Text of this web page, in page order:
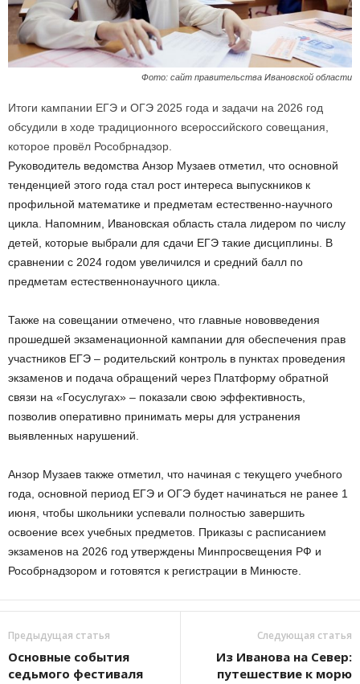
Фото: сайт правительства Ивановской области
Итоги кампании ЕГЭ и ОГЭ 2025 года и задачи на 2026 год
обсудили в ходе традиционного всероссийского совещания,
которое провёл Рособрнадзор.
Руководитель ведомства Анзор Музаев отметил, что основной
тенденцией этого года стал рост интереса выпускников к
профильной математике и предметам естественно-научного
цикла. Напомним, Ивановская область стала лидером по числу
детей, которые выбрали для сдачи ЕГЭ такие дисциплины. В
сравнении с 2024 годом увеличился и средний балл по
предметам естественнонаучного цикла.
Также на совещании отмечено, что главные нововведения
прошедшей экзаменационной кампании для обеспечения прав
участников ЕГЭ – родительский контроль в пунктах проведения
экзаменов и подача обращений через Платформу обратной
связи на «Госуслугах» – показали свою эффективность,
позволив оперативно принимать меры для устранения
выявленных нарушений.
Анзор Музаев также отметил, что начиная с текущего учебного
года, основной период ЕГЭ и ОГЭ будет начинаться не ранее 1
июня, чтобы школьники успевали полностью завершить
освоение всех учебных предметов. Приказы с расписанием
экзаменов на 2026 год утверждены Минпросвещения РФ и
Рособрнадзором и готовятся к регистрации в Минюсте.
Предыдущая статья
Основные события
седьмого фестиваля
Следующая статья
Из Иванова на Север:
путешествие к морю